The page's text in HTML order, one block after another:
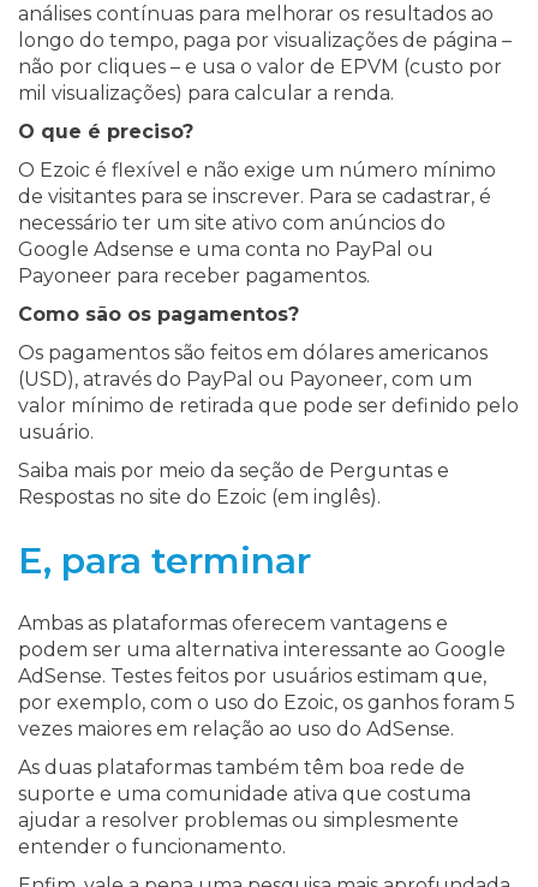
análises contínuas para melhorar os resultados ao
longo do tempo, paga por visualizações de página –
não por cliques – e usa o valor de EPVM (custo por
mil visualizações) para calcular a renda.
O que é preciso?
O Ezoic é flexível e não exige um número mínimo
de visitantes para se inscrever. Para se cadastrar, é
necessário ter um site ativo com anúncios do
Google Adsense e uma conta no PayPal ou
Payoneer para receber pagamentos.
Como são os pagamentos?
Os pagamentos são feitos em dólares americanos
(USD), através do PayPal ou Payoneer, com um
valor mínimo de retirada que pode ser definido pelo
usuário.
Saiba mais por meio da seção de Perguntas e
Respostas no site do Ezoic (em inglês).
E, para terminar
Ambas as plataformas oferecem vantagens e
podem ser uma alternativa interessante ao Google
AdSense. Testes feitos por usuários estimam que,
por exemplo, com o uso do Ezoic, os ganhos foram 5
vezes maiores em relação ao uso do AdSense.
As duas plataformas também têm boa rede de
suporte e uma comunidade ativa que costuma
ajudar a resolver problemas ou simplesmente
entender o funcionamento.